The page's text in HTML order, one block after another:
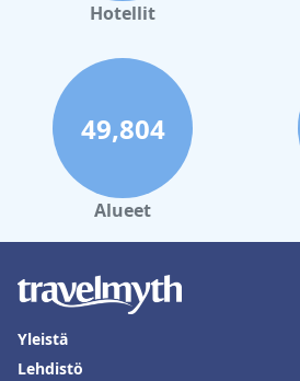
Hotellit
49,804
Alueet
Yleistä
Lehdistö